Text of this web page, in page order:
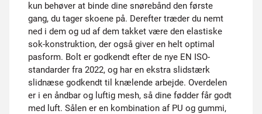
kun behøver at binde dine snørebånd den første
gang, du tager skoene på. Derefter træder du nemt
ned i dem og ud af dem takket være den elastiske
sok-konstruktion, der også giver en helt optimal
pasform. Bolt er godkendt efter de nye EN ISO-
standarder fra 2022, og har en ekstra slidstærk
slidnæse godkendt til knælende arbejde. Overdelen
er i en åndbar og luftig mesh, så dine fødder får godt
med luft. Sålen er en kombination af PU og gummi,